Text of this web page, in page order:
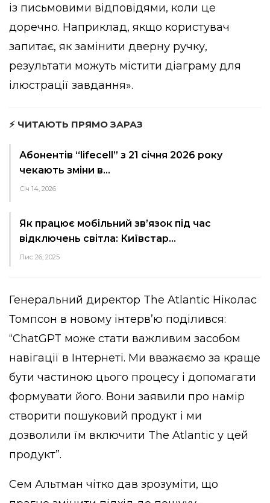
із письмовими відповідями, коли це
доречно. Наприклад, якщо користувач
запитає, як замінити дверну ручку,
результати можуть містити діаграму для
ілюстрації завдання».
⚡ ЧИТАЮТЬ ПРЯМО ЗАРАЗ
Абонентів “lifecell” з 21 січня 2026 року
чекають зміни в…
Січ 14, 2026
Як працює мобільний зв’язок під час
відключень світла: Київстар…
Лис 26, 2025
Генеральний директор The Atlantic Ніколас
Томпсон в новому інтерв’ю поділився:
“ChatGPT може стати важливим засобом
навігації в Інтернеті. Ми вважаємо за краще
бути частиною цього процесу і допомагати
формувати його. Вони заявили про намір
створити пошуковий продукт і ми
дозволили їм включити The Atlantic у цей
продукт”.
Сем Альтман чітко дав зрозуміти, що